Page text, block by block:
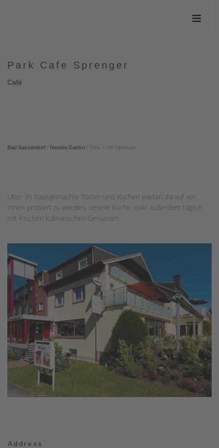
Park Cafe Sprenger
Café
Bad Sassendorf / Neusta Gastro / Park Cafe Sprenger
Über 35 hausgemachte Torten und Kuchen warten darauf von
Ihnen probiert zu werden, unsere Küche lockt außerdem täglich
mit frischen kulinarischen Genüssen.
Address